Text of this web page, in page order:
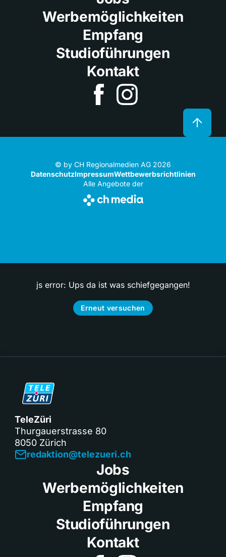
Werbemöglichkeiten
Empfang
Studioführungen
Kontakt
© by CH Regionalmedien AG 2026
DatenschutzImpressumWettbewerbsrichtlinien
Alle Angebote der
js error: Ups da ist was schiefgegangen!
Erneut versuchen
TeleZüri
Thurgauerstrasse 80
8050 Zürich
redaktion@telezueri.ch
Jobs
Werbemöglichkeiten
Empfang
Studioführungen
Kontakt